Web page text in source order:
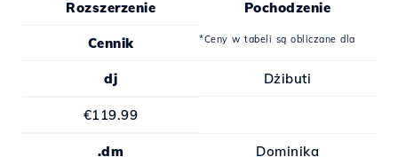
Rozszerzenie Pochodzenie
Cennik
dj Dżibuti
€119.99
.dm Dominika
*Ceny w tabeli są obliczane dla